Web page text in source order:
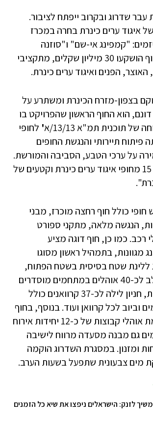
עבר שדרוג ובקרוב ייפתח לציבור.
איגוד ערים כינרת בחרה במכרז
"קמפינג אי-שם" ו"סוזנה
ביסטרו בר". בחוף הושקעו 30 מיליון שקלים, מתקציבי
הפנים ואיגוד ערים כינרת.
בצפון-מזרח הכינרת ומשתרע על
שטח של כ-100 דונם, הוא החוף הראשון שהפרויקט בו
של תוכנית תמ"א 13/13/א
' לחופי
פיתוח תיירותי והנגשת החופים
על ערכי הטבע, הסביבה והמורשת.
התוכנית כוללת 15 מחופי איגוד ערים כינרת וקטעים של
חופי כולל חוף רחצה מוכרז, מבני
הנגשה מלאה, מתקני ספורט
רכב. כמו כן, חוף דוגה מציע
מגוונות, בתמהיל ראשון מסוגו
ללינת שטח בסיסית בשטח הפתוח,
חניון לילה משולב לכ-40 אוהלים במתחמים מוסדרים
עם תשתיות נלוות, חניון לילה לכ-37 קרוואנים כולל
וביוב לכל קרוואן ועוד. בנוסף, בחוף
יש אזורים להקמת אוהלי קבוצות של כ-12 יחידות אירוח
גם מבנה מסעדה מרווח לישיבה
ומזנון. במסגרת השדרוג הוקמה
מים צבעונית שתפעל בשעות הערב.
לזנק: הישראלים ניפצו את שיא כל הזמנים